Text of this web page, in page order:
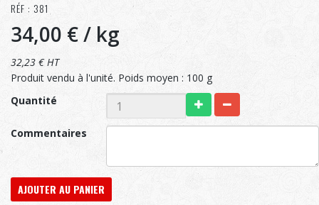
RÉF : 381
34,00 €/ kg
32,23 € HT
Produit vendu à l'unité. Poids moyen : 100 g
Quantité
Commentaires
AJOUTER AU PANIER